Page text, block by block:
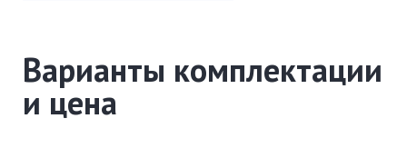
Варианты комплектации
и цена